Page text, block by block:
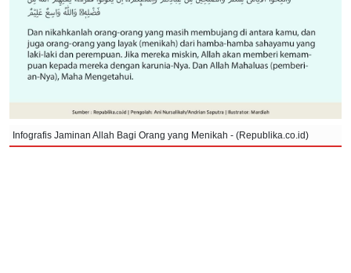
Infografis Jaminan Allah Bagi Orang yang Menikah - (Republika.co.id)